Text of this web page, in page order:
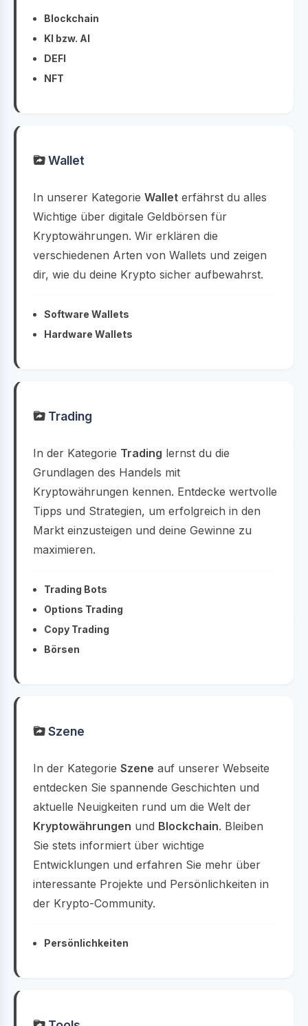
Blockchain
KI bzw. AI
DEFI
NFT
Wallet
In unserer Kategorie Wallet erfährst du alles
Wichtige über digitale Geldbörsen für
Kryptowährungen. Wir erklären die
verschiedenen Arten von Wallets und zeigen
dir, wie du deine Krypto sicher aufbewahrst.
Software Wallets
Hardware Wallets
Trading
In der Kategorie Trading lernst du die
Grundlagen des Handels mit
Kryptowährungen kennen. Entdecke wertvolle
Tipps und Strategien, um erfolgreich in den
Markt einzusteigen und deine Gewinne zu
maximieren.
Trading Bots
Options Trading
Copy Trading
Börsen
Szene
In der Kategorie Szene auf unserer Webseite
entdecken Sie spannende Geschichten und
aktuelle Neuigkeiten rund um die Welt der
Kryptowährungen und Blockchain. Bleiben
Sie stets informiert über wichtige
Entwicklungen und erfahren Sie mehr über
interessante Projekte und Persönlichkeiten in
der Krypto-Community.
Persönlichkeiten